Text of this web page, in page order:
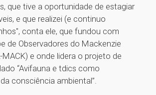
que tive a oportunidade de estagiar
e que realizei (e continuo
conta ele, que fundou com
de Observadores do Mackenzie
MACK) e onde lidera o projeto de
“Avifauna e tdics como
consciência ambiental”.